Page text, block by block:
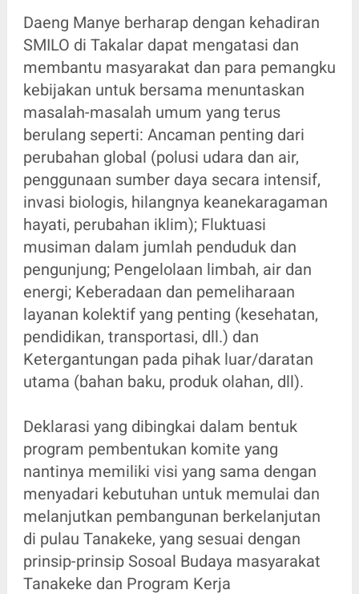
Daeng Manye berharap dengan kehadiran
SMILO di Takalar dapat mengatasi dan
membantu masyarakat dan para pemangku
kebijakan untuk bersama menuntaskan
masalah-masalah umum yang terus
berulang seperti: Ancaman penting dari
perubahan global (polusi udara dan air,
penggunaan sumber daya secara intensif,
invasi biologis, hilangnya keanekaragaman
hayati, perubahan iklim); Fluktuasi
musiman dalam jumlah penduduk dan
pengunjung; Pengelolaan limbah, air dan
energi; Keberadaan dan pemeliharaan
layanan kolektif yang penting (kesehatan,
pendidikan, transportasi, dll.) dan
Ketergantungan pada pihak luar/daratan
utama (bahan baku, produk olahan, dll).
Deklarasi yang dibingkai dalam bentuk
program pembentukan komite yang
nantinya memiliki visi yang sama dengan
menyadari kebutuhan untuk memulai dan
melanjutkan pembangunan berkelanjutan
di pulau Tanakeke, yang sesuai dengan
prinsip-prinsip Sosoal Budaya masyarakat
Tanakeke dan Program Kerja